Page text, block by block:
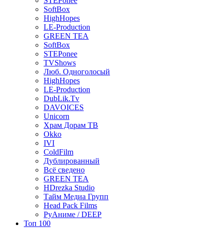
SoftBox
HighHopes
LE-Production
GREEN TEA
SoftBox
STEPonee
TVShows
Люб. Одноголосый
HighHopes
LE-Production
DubLik.Tv
DAVOICES
Unicorn
Храм Дорам ТВ
Okko
IVI
ColdFilm
Дублированный
Всё сведено
GREEN TEA
HDrezka Studio
Тайм Медиа Групп
Head Pack Films
РуАниме / DEEP
Топ 100